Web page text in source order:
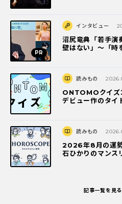
インタビュー
沼尻竜典「若手演
壁はない」～「時
読みもの
ONTOMOクイズ
デビュー作のタイ
読みもの
2026年8月の運
石ひかりのマンス
記事一覧を見る